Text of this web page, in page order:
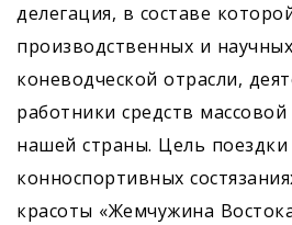
делегация, в составе
производственных и
коневодческой отрасли,
работники средств
нашей страны. Цель поездки
конноспортивных
красоты «Жемчужина